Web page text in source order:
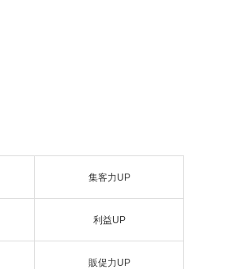
集客力UP
利益UP
販促力UP